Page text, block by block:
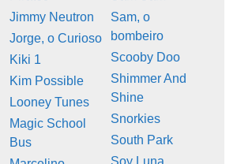
Jimmy Neutron
Jorge, o Curioso
Kiki 1
Kim Possible
Looney Tunes
Magic School
Bus
Sam, o
bombeiro
Scooby Doo
Shimmer And
Shine
Snorkies
South Park
Soy Luna